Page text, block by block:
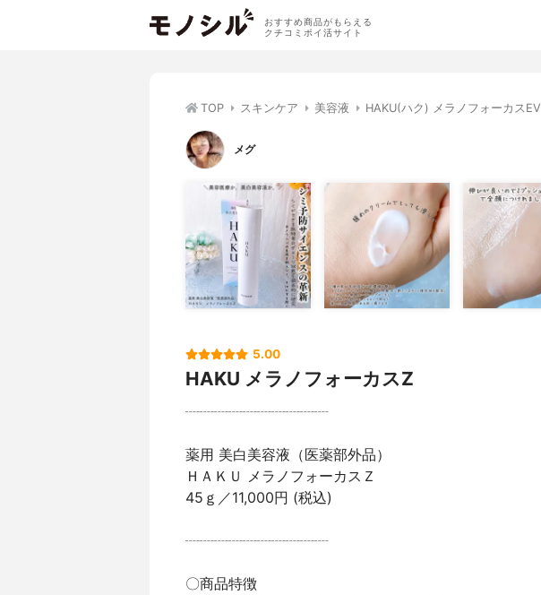
おすすめ商品がもらえる
クチコミポイ活サイト
TOP スキンケア 美容液 HAKU(ハク) メラノフォーカスEV
メグ
5.00
HAKU メラノフォーカスZ
┈┈┈┈┈┈┈┈┈┈
薬用 美白美容液（医薬部外品）
ＨＡＫＵ メラノフォーカスＺ
45ｇ／11,000円 (税込)
┈┈┈┈┈┈┈┈┈┈
〇商品特徴